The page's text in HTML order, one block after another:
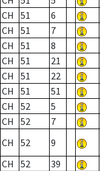
CH
51 6
CH
51 7
CH
51 8
CH
51 21
CH
51 22
CH
51 51
CH
52 5
CH
52 7
CH
52 9
CH
52 39